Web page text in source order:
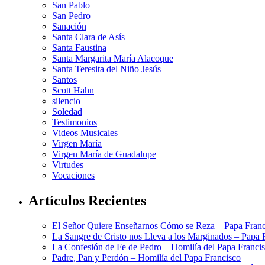
San Pablo
San Pedro
Sanación
Santa Clara de Asís
Santa Faustina
Santa Margarita María Alacoque
Santa Teresita del Niño Jesús
Santos
Scott Hahn
silencio
Soledad
Testimonios
Videos Musicales
Virgen María
Virgen María de Guadalupe
Virtudes
Vocaciones
Artículos Recientes
El Señor Quiere Enseñarnos Cómo se Reza – Papa
La Sangre de Cristo nos Lleva a los Marginados – Papa
La Confesión de Fe de Pedro – Homilía del Papa
Padre, Pan y Perdón – Homilía del Papa Francisco